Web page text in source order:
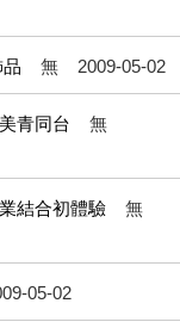
無 2009-05-02
青同台
無
結合初體驗
無
05-02